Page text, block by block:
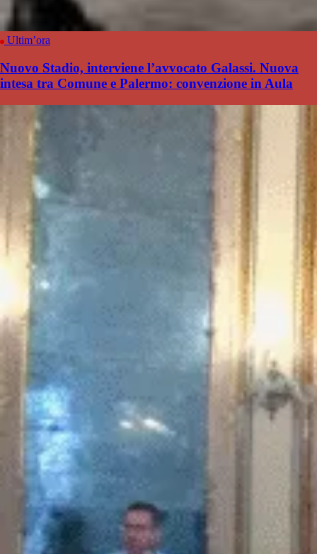
Ultim’ora
Nuovo Stadio, interviene l’avvocato Galassi. Nuova
intesa tra Comune e Palermo: convenzione in Aula